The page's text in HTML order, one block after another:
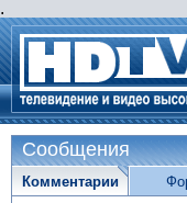
.
Сообщения
Комментарии